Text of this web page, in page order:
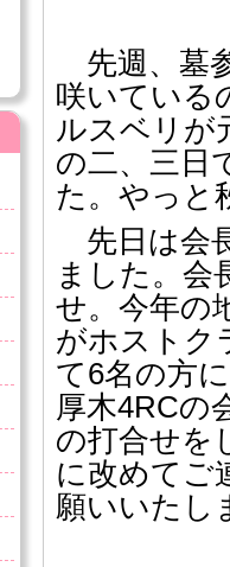
先週、墓
咲いている
ルスベリが
の二、三日
た。やっと
先日は会
ました。会
せ。今年の
がホストク
て6名の方
厚木4RCの
の打合せを
に改めてご
願いいたし